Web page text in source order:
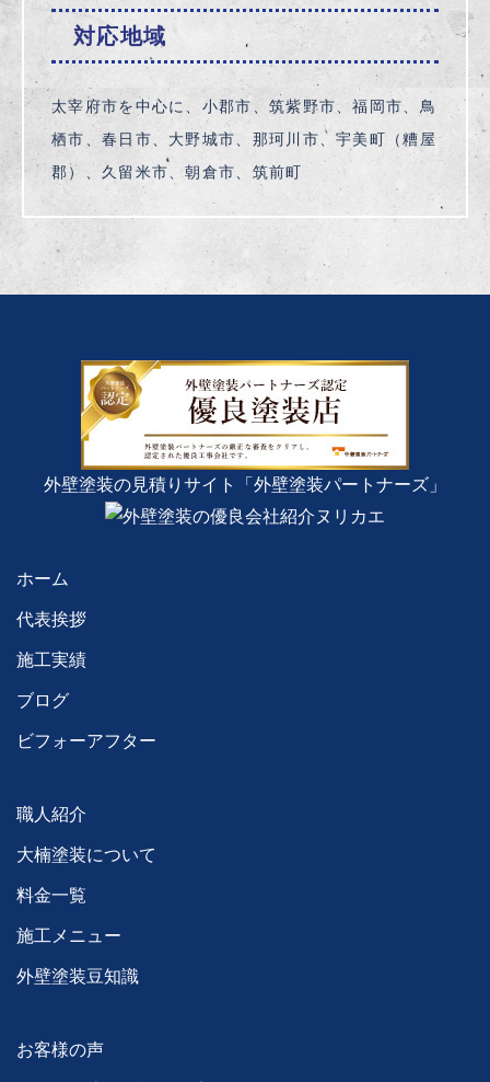
対応地域
太宰府市を中心に、小郡市、筑紫野市、福岡市、鳥
栖市、春日市、大野城市、那珂川市、宇美町（糟屋
郡）、久留米市、朝倉市、筑前町
外壁塗装の見積りサイト「外壁塗装パートナーズ」
ホーム
代表挨拶
施工実績
ブログ
ビフォーアフター
職人紹介
大楠塗装について
料金一覧
施工メニュー
外壁塗装豆知識
お客様の声